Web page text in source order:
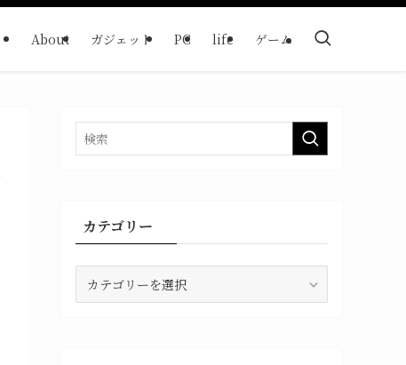
About ガジェット PC life ゲーム
カテゴリー